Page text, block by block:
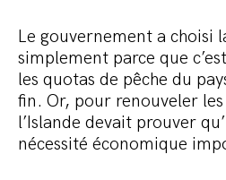
Le gouvernement a choisi
simplement parce que
les quotas de pêche du
fin. Or, pour renouveler
l’Islande devait prouver
nécessité économique